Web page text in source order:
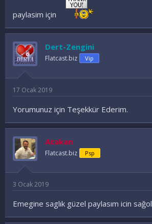
paylasim için
Dert-Zengini
Flatcast.biz Vip
17 Ocak 2019
Yorumunuz için Teşekkür Ederim.
Atakan
Flatcast.biz Psp
3 Ocak 2019
Emegine saglık güzel paylasım icin sağol